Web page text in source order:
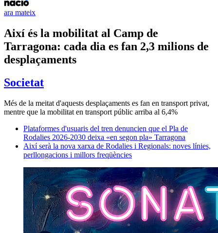
ara mateix
Així és la mobilitat al Camp de
Tarragona: cada dia es fan 2,3 milions de
desplaçaments
Societat
Més de la meitat d'aquests desplaçaments es fan en transport privat,
mentre que la mobilitat en transport públic arriba al 6,4%
Plataformes d'usuaris del tren denuncien que el Pla de
Rodalies 2026-2030 deixa «en segon pla» Tarragona
Així serà la nova xarxa de Rodalies i Regionals: noves línies,
perllongacions i millors freqüències